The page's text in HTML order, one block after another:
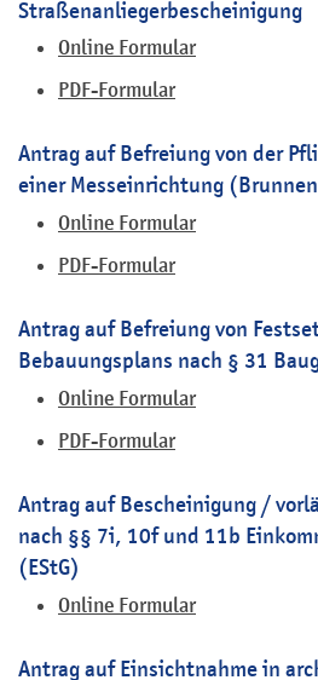
Straßenanliegerbescheinigung
Online Formular
PDF-Formular
Antrag auf Befreiung von der
einer Messeinrichtung
Online Formular
PDF-Formular
Antrag auf Befreiung von
Bebauungsplans nach § 31
Online Formular
PDF-Formular
Antrag auf Bescheinigung /
nach §§ 7i, 10f und 11b
(EStG)
Online Formular
Antrag auf Einsichtnahme in